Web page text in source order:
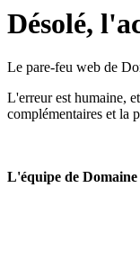
Désolé,
Le pare-feu web de
L'erreur est humaine,
complémentaires et la
L'équipe de